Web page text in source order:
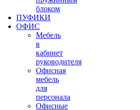
блоком
ПУФИКИ
ОФИС
Мебель
в
кабинет
руководителя
Офисная
мебель
для
персонала
Офисные